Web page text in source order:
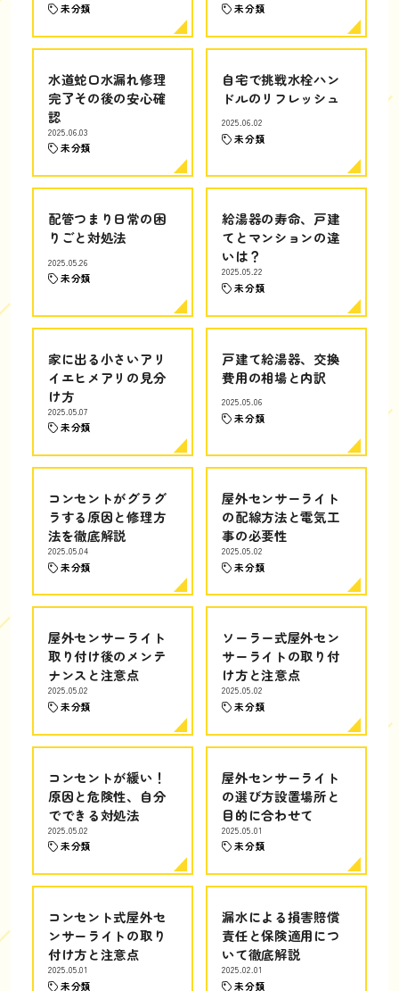
未分類 未分類
水道蛇口水漏れ修理
完了その後の安心確
認
2025.06.03
未分類
自宅で挑戦水栓ハン
ドルのリフレッシュ
2025.06.02
未分類
配管つまり日常の困
りごと対処法
2025.05.26
未分類
給湯器の寿命、戸建
てとマンションの違
いは？
2025.05.22
未分類
家に出る小さいアリ
イエヒメアリの見分
け方
2025.05.07
未分類
戸建て給湯器、交換
費用の相場と内訳
2025.05.06
未分類
コンセントがグラグ
ラする原因と修理方
法を徹底解説
2025.05.04
未分類
屋外センサーライト
の配線方法と電気工
事の必要性
2025.05.02
未分類
屋外センサーライト
取り付け後のメンテ
ナンスと注意点
2025.05.02
未分類
ソーラー式屋外セン
サーライトの取り付
け方と注意点
2025.05.02
未分類
コンセントが緩い！
原因と危険性、自分
でできる対処法
2025.05.02
未分類
屋外センサーライト
の選び方設置場所と
目的に合わせて
2025.05.01
未分類
コンセント式屋外セ
ンサーライトの取り
付け方と注意点
2025.05.01
未分類
漏水による損害賠償
責任と保険適用につ
いて徹底解説
2025.02.01
未分類